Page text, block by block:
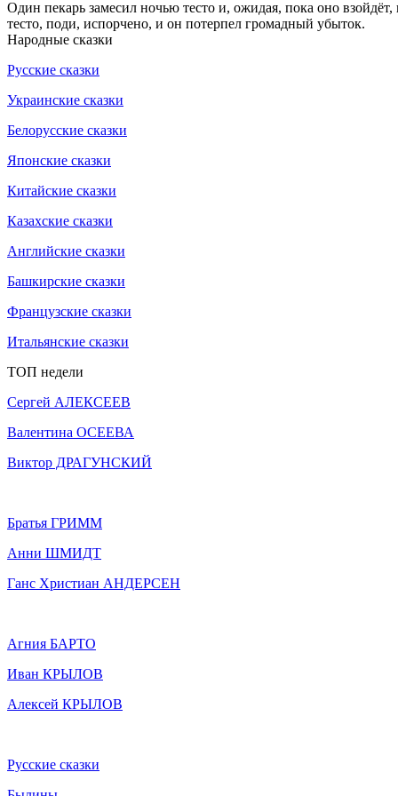
Один пекарь замесил ночью тесто и, ожидая, пока оно
тесто, поди, испорчено, и он потерпел громадный убыток.
Народные сказки
Русские сказки
Украинские сказки
Белорусские сказки
Японские сказки
Китайские сказки
Казахские сказки
Английские сказки
Башкирские сказки
Французские сказки
Итальянские сказки
ТОП недели
Сергей АЛЕКСЕЕВ
Валентина ОСЕЕВА
Виктор ДРАГУНСКИЙ
Братья ГРИММ
Анни ШМИДТ
Ганс Христиан АНДЕРСЕН
Агния БАРТО
Иван КРЫЛОВ
Алексей КРЫЛОВ
Русские сказки